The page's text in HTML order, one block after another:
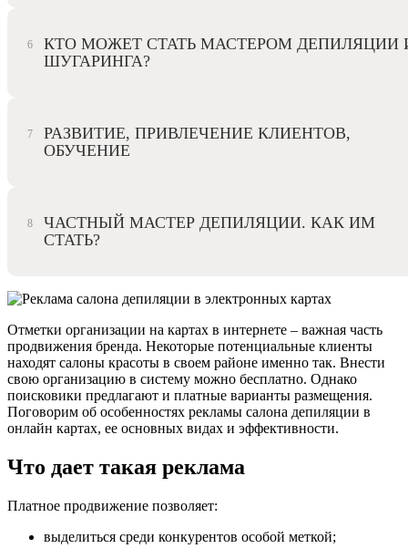
КТО МОЖЕТ СТАТЬ МАСТЕРОМ ДЕПИЛЯЦИИ
ШУГАРИНГА?
РАЗВИТИЕ, ПРИВЛЕЧЕНИЕ КЛИЕНТОВ,
ОБУЧЕНИЕ
ЧАСТНЫЙ МАСТЕР ДЕПИЛЯЦИИ. КАК ИМ
СТАТЬ?
Отметки организации на картах в интернете – важная часть
продвижения бренда. Некоторые потенциальные клиенты
находят салоны красоты в своем районе именно так. Внести
свою организацию в систему можно бесплатно. Однако
поисковики предлагают и платные варианты размещения.
Поговорим об особенностях рекламы салона депиляции в
онлайн картах, ее основных видах и эффективности.
Что дает такая реклама
Платное продвижение позволяет:
выделиться среди конкурентов особой меткой;